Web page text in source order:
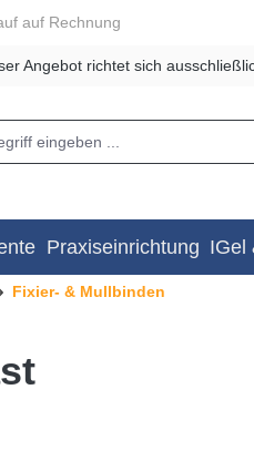
auf Rechnung
Angebot richtet sich
Praxiseinrichtung IGel
Fixier- & Mullbinden